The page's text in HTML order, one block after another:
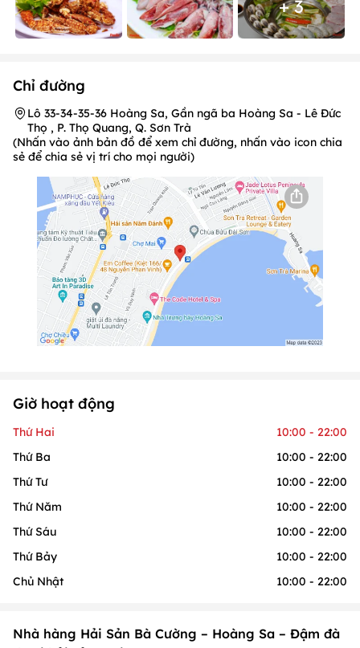
+ 3
Chỉ đường
Lô 33-34-35-36 Hoàng Sa, Gần ngã ba Hoàng Sa - Lê Đức
Thọ , P. Thọ Quang, Q. Sơn Trà
(Nhấn vào ảnh bản đồ để xem chỉ đường, nhấn vào icon chia
sẻ để chia sẻ vị trí cho mọi người)
Giờ hoạt động
Thứ Hai
10:00 - 22:00
Thứ Ba
10:00 - 22:00
Thứ Tư
10:00 - 22:00
Thứ Năm
10:00 - 22:00
Thứ Sáu
10:00 - 22:00
Thứ Bảy
10:00 - 22:00
Chủ Nhật
10:00 - 22:00
Nhà hàng Hải Sản Bà Cường – Hoàng Sa – Đậm đà